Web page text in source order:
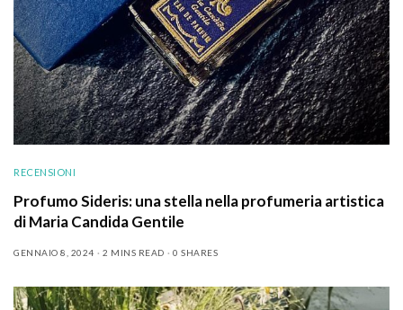
RECENSIONI
Profumo Sideris: una stella nella profumeria artistica
di Maria Candida Gentile
GENNAIO 8, 2024 2 MINS READ 0 SHARES